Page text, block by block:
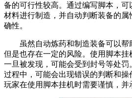
备的可行性较高。通过编写脚本，
材料进行制造，并自动判断装备的
确性。
虽然自动炼药和制造装备可以帮
但是也存在一定的风险。使用脚本挂
一旦被发现，可能会受到封号等处
过程中，可能会出现错误的判断和操
玩家在使用脚本挂机时需要谨慎，并